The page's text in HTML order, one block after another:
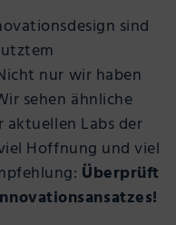
sind
nur wir haben
sehen ähnliche
Labs der
Hoffnung und viel
Überprüft